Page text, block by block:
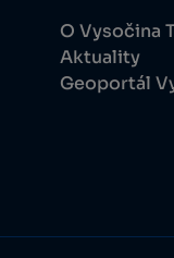
O Vysočina
Aktuality
Geoportál